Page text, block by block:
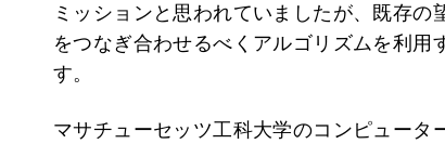
ミッションと思われていましたが、既存の
をつなぎ合わせるべくアルゴリズムを利用
す。
マサチューセッツ工科大学のコンピュータ